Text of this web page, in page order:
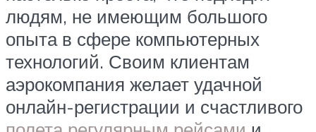
людям, не имеющим большого
опыта в сфере компьютерных
технологий. Своим клиентам
аэрокомпания желает удачной
онлайн-регистрации и счастливого